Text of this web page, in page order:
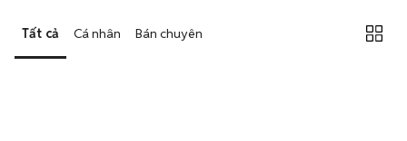
Tất cả Cá nhân Bán chuyên